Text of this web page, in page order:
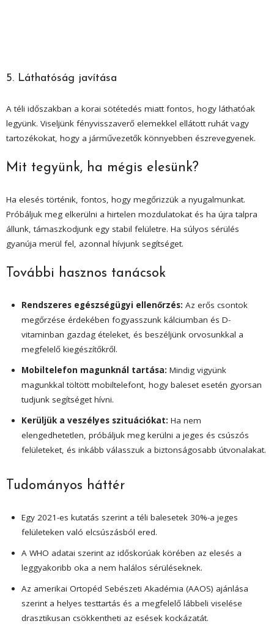
5. Láthatóság javítása
A téli időszakban a korai sötétedés miatt fontos, hogy láthatóak
legyünk. Viseljünk fényvisszaverő elemekkel ellátott ruhát vagy
tartozékokat, hogy a járművezetők könnyebben észrevegyenek.
Mit tegyünk, ha mégis elesünk?
Ha elesés történik, fontos, hogy megőrizzük a nyugalmunkat.
Próbáljuk meg elkerülni a hirtelen mozdulatokat és ha újra talpra
állunk, támaszkodjunk egy stabil felületre. Ha súlyos sérülés
gyanúja merül fel, azonnal hívjunk segítséget.
További hasznos tanácsok
Rendszeres egészségügyi ellenőrzés: Az erős csontok
megőrzése érdekében fogyasszunk kálciumban és D-
vitaminban gazdag ételeket, és beszéljünk orvosunkkal a
megfelelő kiegészítőkről.
Mobiltelefon magunknál tartása: Mindig vigyünk
magunkkal töltött mobiltelefont, hogy baleset esetén gyorsan
tudjunk segítséget hívni.
Kerüljük a veszélyes szituációkat: Ha nem
elengedhetetlen, próbáljuk meg kerülni a jeges és csúszós
felületeket, és inkább válasszuk a biztonságosabb útvonalakat.
Tudományos háttér
Egy 2021-es kutatás szerint a téli balesetek 30%-a jeges
felületeken való elcsúszásból ered.
A WHO adatai szerint az időskorúak körében az elesés a
leggyakoribb oka a nem halálos sérüléseknek.
Az amerikai Ortopéd Sebészeti Akadémia (AAOS) ajánlása
szerint a helyes testtartás és a megfelelő lábbeli viselése
drasztikusan csökkentheti az esések kockázatát.